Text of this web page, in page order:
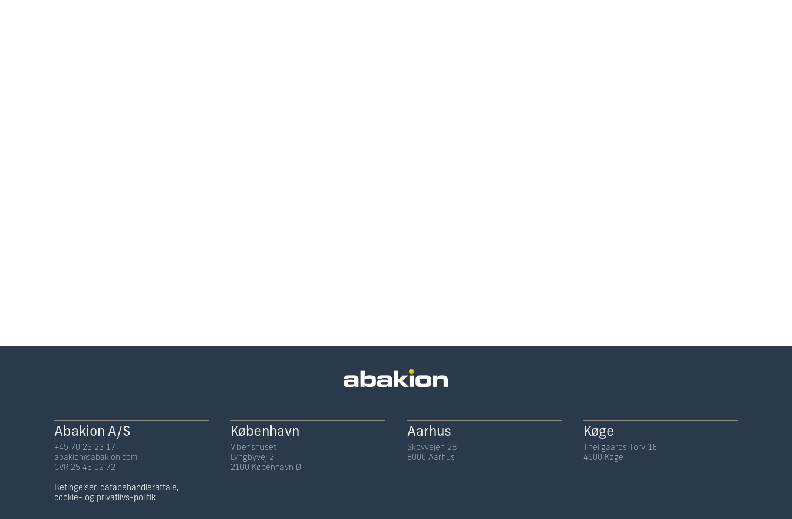
Abakion A/S
+45 70 23 23 17
abakion@abakion.com
CVR 25 45 02 72
Betingelser, databehandleraftale,
cookie- og privatlivs-politik
København
Vibenshuset
Lyngbyvej 2
2100 København Ø
Aarhus
Skovvejen 2B
8000 Aarhus
Køge
Theilgaards Torv 1E
4600 Køge